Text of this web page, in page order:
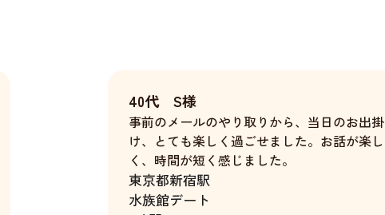
40代 S様
事前のメールのやり取りから、当日のお出掛
け、とても楽しく過ごせました。お話が楽し
く、時間が短く感じました。
東京都新宿駅
水族館デート